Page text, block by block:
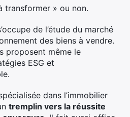
transformer » ou non.
de l’étude du marché
des biens à vendre.
proposent même le
ESG et
dans l’immobilier
tremplin vers la réussite